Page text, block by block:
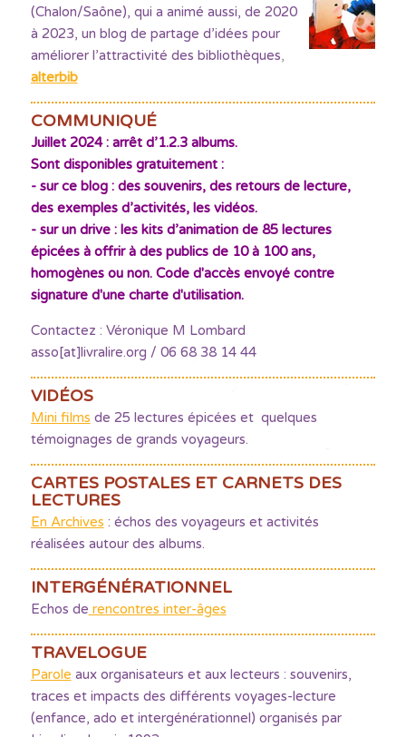
(Chalon/Saône), qui a animé aussi, de 2020
à 2023, un blog de partage d’idées pour
améliorer l’attractivité des bibliothèques,
alterbib
COMMUNIQUÉ
Juillet 2024 : arrêt d’1.2.3 albums.
Sont disponibles gratuitement :
- sur ce blog : des souvenirs, des retours de lecture,
des exemples d’activités, les vidéos.
- sur un drive : les kits d’animation de 85 lectures
épicées à offrir à des publics de 10 à 100 ans,
homogènes ou non. Code d'accès envoyé contre
signature d'une charte d'utilisation.
Contactez : Véronique M Lombard
asso[at]livralire.org / 06 68 38 14 44
VIDÉOS
Mini films de 25 lectures épicées et quelques
témoignages de grands voyageurs.
CARTES POSTALES ET CARNETS DES
LECTURES
En Archives : échos des voyageurs et activités
réalisées autour des albums.
INTERGÉNÉRATIONNEL
Echos de rencontres inter-âges
TRAVELOGUE
Parole aux organisateurs et aux lecteurs : souvenirs,
traces et impacts des différents voyages-lecture
(enfance, ado et intergénérationnel) organisés par